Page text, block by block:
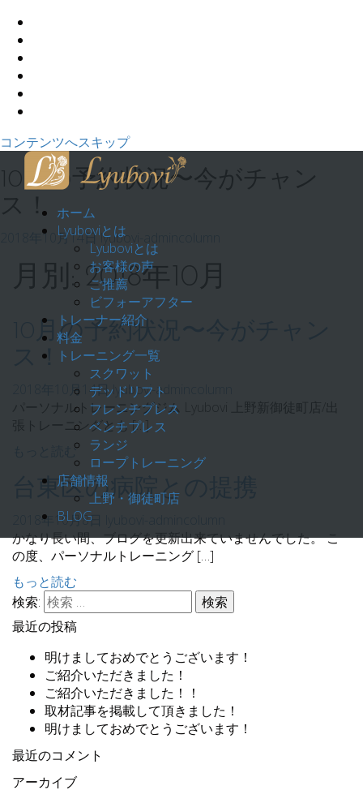
コンテンツへスキップ
ホーム
Lyuboviとは
Lyuboviとは
お客様の声
ご推薦
ビフォーアフター
トレーナー紹介
料金
トレーニング一覧
スクワット
デッドリフト
フレンチプレス
ベンチプレス
ランジ
ロープトレーニング
店舗情報
上野・御徒町店
BLOG
10月の予約状況〜今がチャン
ス！
2018年10月14日 lyubovi-admin
月別: 2018年10月
10月の予約状況〜今がチャン
ス！
2018年10月14日 lyubovi-admin
パーソナルトレーニングジム Lyubovi 上野新御徒町店/出
張トレーニングとも […]
もっと読む
台東区の病院との提携
2018年10月8日
かなり長い間、ブログを更新出来ていませんでした。 こ
の度、パーソナルトレーニング […]
もっと読む
検索:
最近の投稿
明けましておめでとうございます！
ご紹介いただきました！
ご紹介いただきました！！
取材記事を掲載して頂きました！
明けましておめでとうございます！
最近のコメント
アーカイブ